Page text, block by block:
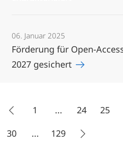
06. Januar 2025
Förderung für Open-
2027 gesichert
1 ... 24 25
30
... 129